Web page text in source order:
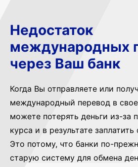
Недостаток
международных
через Ваш банк
Когда Вы отправляете или
международный перевод в
можете потерять деньги из-за
курса и в результате
Это потому, что банки по-
старую систему для обмена